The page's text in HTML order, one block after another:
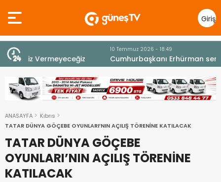
Giriş
Yap
Cumhurbaşkanı Erhürman sergi açılışında
fenalaşarak hastaneye kaldırıldı
ANASAYFA
Kıbrıs
TATAR DÜNYA GÖÇEBE OYUNLARI’NIN AÇILIŞ TÖRENİNE KATILACAK
TATAR DÜNYA GÖÇEBE
OYUNLARI’NIN AÇILIŞ TÖRENİNE
KATILACAK